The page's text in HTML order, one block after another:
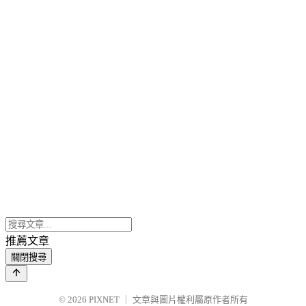
推薦文章
關閉搜尋
© 2026 PIXNET 文章與圖片權利屬原作者所有